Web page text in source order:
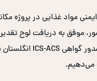
می‌دهیم.